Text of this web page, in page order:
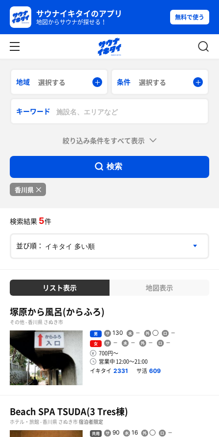
サウナイキタイのアプリ
地図からサウナが探せる！
無料で使う
地域 選択する 条件 選択する
キーワード
絞り込み条件をすべて表示
検索
香川県
検索結果 5件
並び順：
リスト表示 地図表示
塚原から風呂(からふろ)
その他 - 香川県 さぬき市
男 130
女
700円〜
営業中 12:00〜21:00
イキタイ 2331 サ活 609
Beach SPA TSUDA(3 Tres棟)
ホテル・旅館 - 香川県 さぬき市宿泊者限定
共用 90 16